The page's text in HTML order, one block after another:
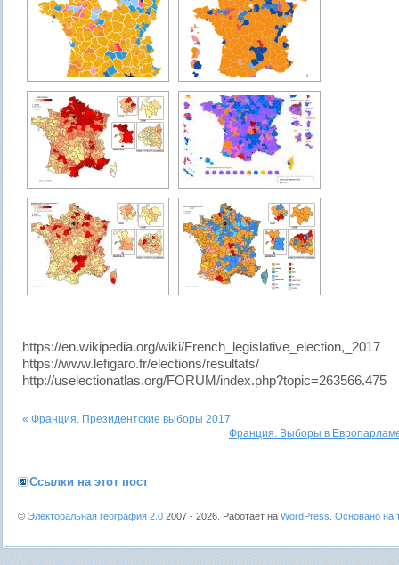
https://en.wikipedia.org/wiki/French_legislative_election,_2017
https://www.lefigaro.fr/elections/resultats/
http://uselectionatlas.org/FORUM/index.php?topic=263566.475
« Франция. Президентские выборы 2017
Франция. Выборы в
Ссылки на этот пост
© Электоральная география 2.0 2007 - 2026. Работает на WordPress Основано на